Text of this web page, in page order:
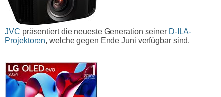
JVC präsentiert die neueste Generation seiner D-ILA-
Projektoren, welche gegen Ende Juni verfügbar sind.